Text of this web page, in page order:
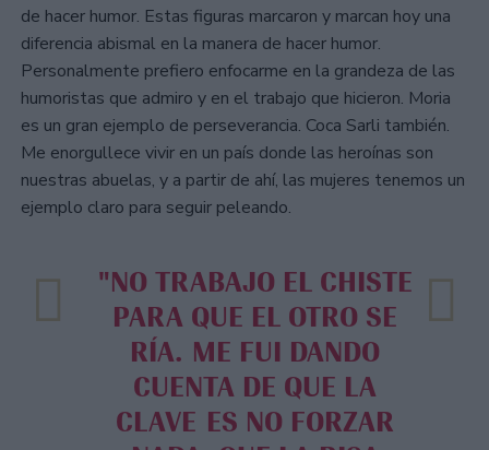
de hacer humor. Estas figuras marcaron y marcan hoy una
diferencia abismal en la manera de hacer humor.
Personalmente prefiero enfocarme en la grandeza de las
humoristas que admiro y en el trabajo que hicieron. Moria
es un gran ejemplo de perseverancia. Coca Sarli también.
Me enorgullece vivir en un país donde las heroínas son
nuestras abuelas, y a partir de ahí, las mujeres tenemos un
ejemplo claro para seguir peleando.
"NO TRABAJO EL CHISTE
PARA QUE EL OTRO SE
RÍA. ME FUI DANDO
CUENTA DE QUE LA
CLAVE ES NO FORZAR